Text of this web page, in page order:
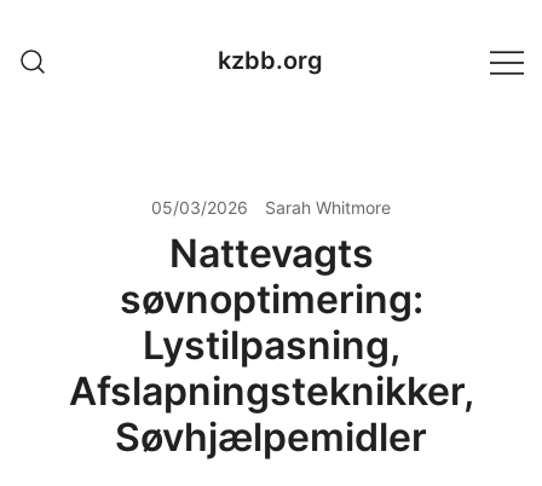
content
kzbb.org
05/03/2026 Sarah Whitmore
Nattevagts
søvnoptimering:
Lystilpasning,
Afslapningsteknikker,
Søvhjælpemidler